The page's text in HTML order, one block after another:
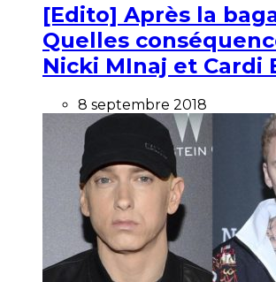
[Edito] Après la
Quelles
Nicki MInaj et Cardi
8 septembre 2018